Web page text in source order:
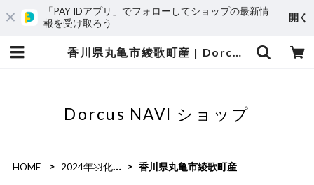
「PAY IDアプリ」でフォローしてショップの最新情
報を受け取ろう
開く
香川県丸亀市綾歌町産 | Dorcus NAVI ショップ
Dorcus NAVI ショップ
HOME 2024年羽化個体 香川県丸亀市綾歌町産